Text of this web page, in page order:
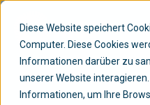
Diese Website speichert
Computer. Diese Cookies
Informationen darüber zu
unserer Website
Informationen, um Ihre